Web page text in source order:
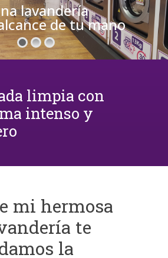
lavandería
de tu mano
limpia con
intenso y
mi hermosa
te
la